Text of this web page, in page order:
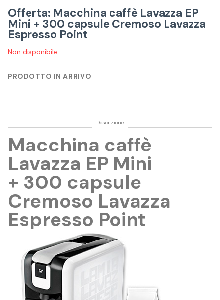
Offerta: Macchina caffè Lavazza EP
Mini + 300 capsule Cremoso Lavazza
Espresso Point
Non disponibile
PRODOTTO IN ARRIVO
Descrizione
Macchina caffè
Lavazza EP Mini
+ 300 capsule
Cremoso Lavazza
Espresso Point